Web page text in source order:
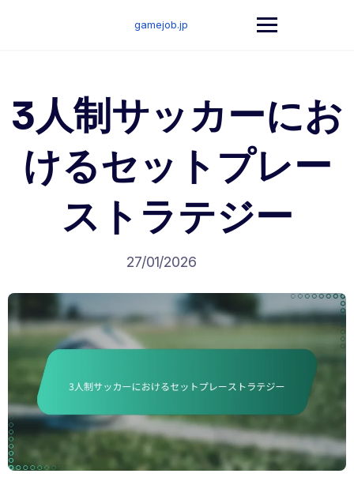
gamejob.jp
3人制サッカーにお
けるセットプレー
ストラテジー
27/01/2026